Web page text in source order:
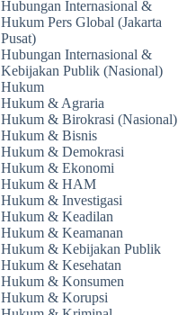
Hubungan Internasional &
Hukum Pers Global (Jakarta
Pusat)
Hubungan Internasional &
Kebijakan Publik (Nasional)
Hukum
Hukum & Agraria
Hukum & Birokrasi (Nasional)
Hukum & Bisnis
Hukum & Demokrasi
Hukum & Ekonomi
Hukum & HAM
Hukum & Investigasi
Hukum & Keadilan
Hukum & Keamanan
Hukum & Kebijakan Publik
Hukum & Kesehatan
Hukum & Konsumen
Hukum & Korupsi